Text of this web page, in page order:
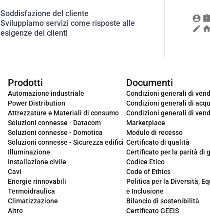
Soddisfazione del cliente
Sviluppiamo servizi come risposte alle
esigenze dei clienti
Prodotti
Automazione industriale
Power Distribution
Attrezzature e Materiali di consumo
Soluzioni connesse - Datacom
Soluzioni connesse - Domotica
Soluzioni connesse - Sicurezza edifici
Illuminazione
Installazione civile
Cavi
Energie rinnovabili
Termoidraulica
Climatizzazione
Altro
Documenti
Condizioni generali di
Condizioni generali di
Condizioni generali di
Marketplace
Modulo di recesso
Certificato di qualità
Certificato per la parità di
Codice Etico
Code of Ethics
Politica per la Diversità,
e Inclusione
Bilancio di sostenibilità
Certificato GEEIS